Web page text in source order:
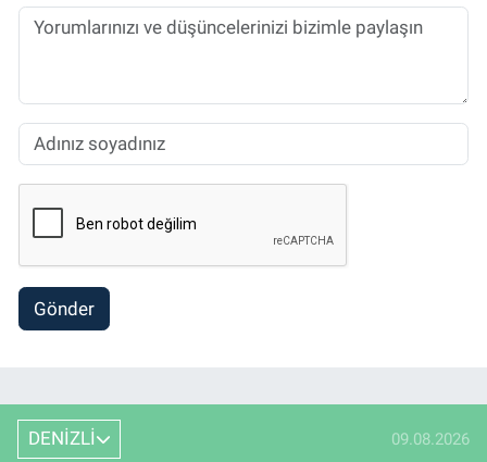
Gönder
DENİZLİ 09.08.2026